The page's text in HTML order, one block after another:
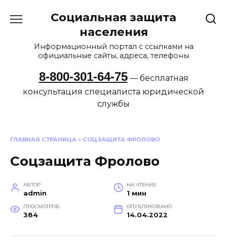
Социальная защита
населения
Информационный портал с ссылками на
официальные сайты, адреса, телефоны
8-800-301-64-75— бесплатная
консультация специалиста юридической
службы
ГЛАВНАЯ СТРАНИЦА » СОЦЗАЩИТА ФРОЛОВО
Соцзащита Фролово
АВТОР
admin
НА ЧТЕНИЕ
1 мин
ПРОСМОТРОВ
384
ОПУБЛИКОВАНО
14.04.2022